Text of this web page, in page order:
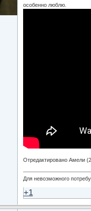
особенно люблю.
Отредактировано Амели
Для невозможного
+1